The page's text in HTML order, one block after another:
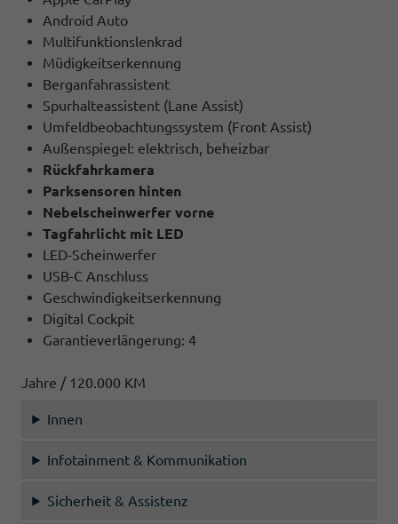
Android Auto
Multifunktionslenkrad
Müdigkeitserkennung
Berganfahrassistent
Spurhalteassistent (Lane Assist)
Umfeldbeobachtungssystem (Front Assist)
Außenspiegel: elektrisch, beheizbar
Rückfahrkamera
Parksensoren hinten
Nebelscheinwerfer vorne
Tagfahrlicht mit LED
LED-Scheinwerfer
USB-C Anschluss
Geschwindigkeitserkennung
Digital Cockpit
Garantieverlängerung: 4
Jahre / 120.000 KM
Innen
Infotainment & Kommunikation
Sicherheit & Assistenz